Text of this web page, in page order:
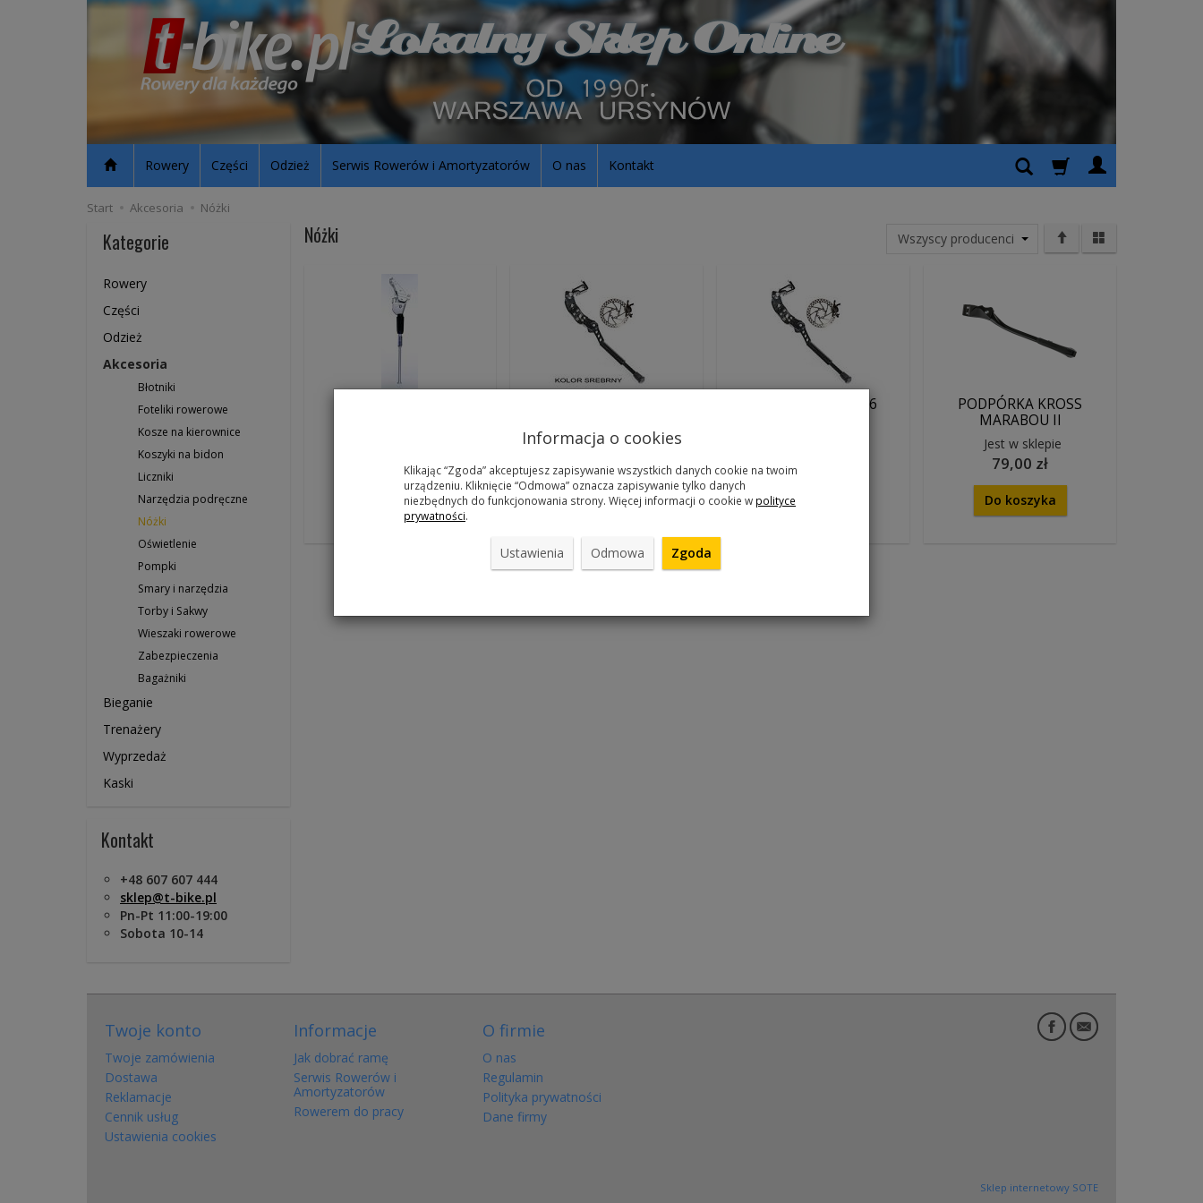
Rowery Części Odzież Serwis Rowerów i Amortyzatorów O nas Kontakt
Start Akcesoria Nóżki
Nóżki
39,00 zł
Do koszyka
Jest w sklepie
49,00 zł
Do koszyka
Podnóżek CL-KA 16
49,00 zł
Do koszyka
PODPÓRKA KROSS
MARABOU II
Jest w sklepie
79,00 zł
Do koszyka
Kategorie
Rowery
Części
Odzież
Akcesoria
Błotniki
Foteliki rowerowe
Kosze na kierownice
Koszyki na bidon
Liczniki
Narzędzia podręczne
Nóżki
Oświetlenie
Pompki
Smary i narzędzia
Torby i Sakwy
Wieszaki rowerowe
Zabezpieczenia
Bagażniki
Bieganie
Trenażery
Wyprzedaż
Kaski
Kontakt
+48 607 607 444
sklep@t-bike.pl
Pn-Pt 11:00-19:00
Sobota 10-14
Twoje konto
Twoje zamówienia
Dostawa
Reklamacje
Cennik usług
Ustawienia cookies
Informacje
Jak dobrać ramę
Serwis Rowerów i
Amortyzatorów
Rowerem do pracy
O firmie
O nas
Regulamin
Polityka prywatności
Dane firmy
Sklep internetowy SOTE
Informacja o cookies
Klikając “Zgoda” akceptujesz zapisywanie wszystkich danych cookie na twoim
urządzeniu. Kliknięcie “Odmowa” oznacza zapisywanie tylko danych
niezbędnych do funkcjonowania strony. Więcej informacji o cookie w polityce
prywatności.
Ustawienia Odmowa Zgoda